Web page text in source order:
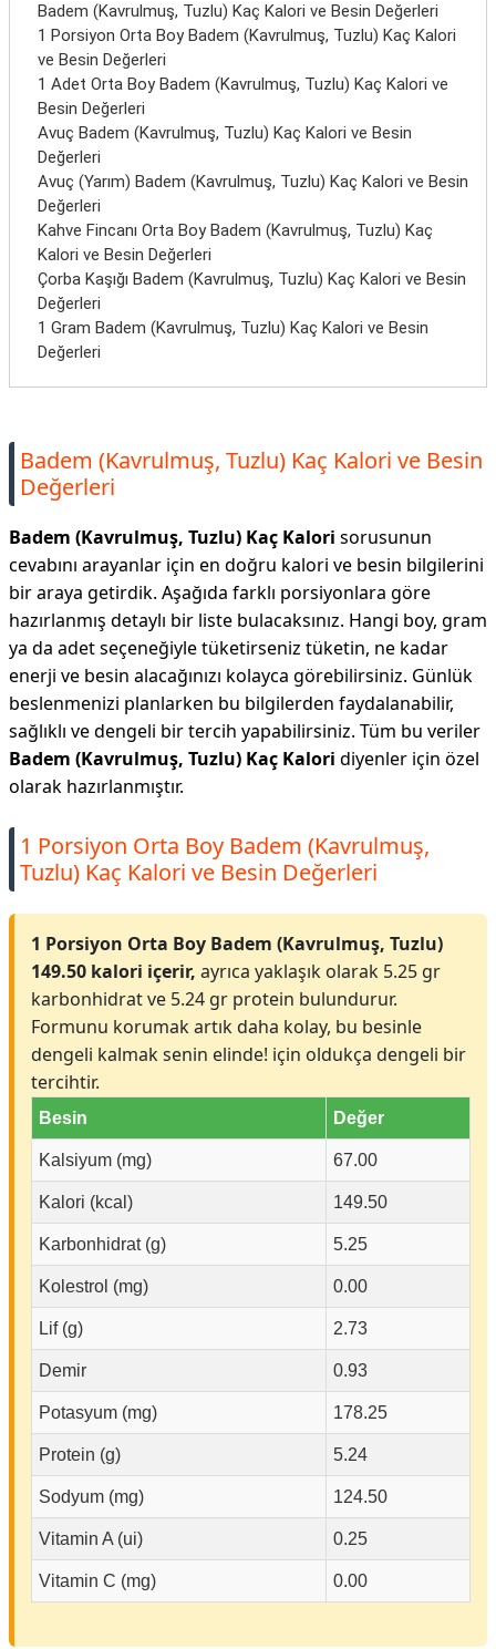
Badem (Kavrulmuş, Tuzlu) Kaç Kalori ve Besin Değerleri
1 Porsiyon Orta Boy Badem (Kavrulmuş, Tuzlu) Kaç Kalori
ve Besin Değerleri
1 Adet Orta Boy Badem (Kavrulmuş, Tuzlu) Kaç Kalori ve
Besin Değerleri
Avuç Badem (Kavrulmuş, Tuzlu) Kaç Kalori ve Besin
Değerleri
Avuç (Yarım) Badem (Kavrulmuş, Tuzlu) Kaç Kalori ve Besin
Değerleri
Kahve Fincanı Orta Boy Badem (Kavrulmuş, Tuzlu) Kaç
Kalori ve Besin Değerleri
Çorba Kaşığı Badem (Kavrulmuş, Tuzlu) Kaç Kalori ve Besin
Değerleri
1 Gram Badem (Kavrulmuş, Tuzlu) Kaç Kalori ve Besin
Değerleri
Badem (Kavrulmuş, Tuzlu) Kaç Kalori ve Besin
Değerleri
Badem (Kavrulmuş, Tuzlu) Kaç Kalori sorusunun
cevabını arayanlar için en doğru kalori ve besin bilgilerini
bir araya getirdik. Aşağıda farklı porsiyonlara göre
hazırlanmış detaylı bir liste bulacaksınız. Hangi boy, gram
ya da adet seçeneğiyle tüketirseniz tüketin, ne kadar
enerji ve besin alacağınızı kolayca görebilirsiniz. Günlük
beslenmenizi planlarken bu bilgilerden faydalanabilir,
sağlıklı ve dengeli bir tercih yapabilirsiniz. Tüm bu veriler
Badem (Kavrulmuş, Tuzlu) Kaç Kalori diyenler için özel
olarak hazırlanmıştır.
1 Porsiyon Orta Boy Badem (Kavrulmuş,
Tuzlu) Kaç Kalori ve Besin Değerleri
1 Porsiyon Orta Boy Badem (Kavrulmuş, Tuzlu)
149.50 kalori içerir, ayrıca yaklaşık olarak 5.25 gr
karbonhidrat ve 5.24 gr protein bulundurur.
Formunu korumak artık daha kolay, bu besinle
dengeli kalmak senin elinde! için oldukça dengeli bir
tercihtir.
Besin Değer
Kalsiyum (mg) 67.00
Kalori (kcal) 149.50
Karbonhidrat (g) 5.25
Kolestrol (mg) 0.00
Lif (g) 2.73
Demir 0.93
Potasyum (mg) 178.25
Protein (g) 5.24
Sodyum (mg) 124.50
Vitamin A (ui) 0.25
Vitamin C (mg) 0.00